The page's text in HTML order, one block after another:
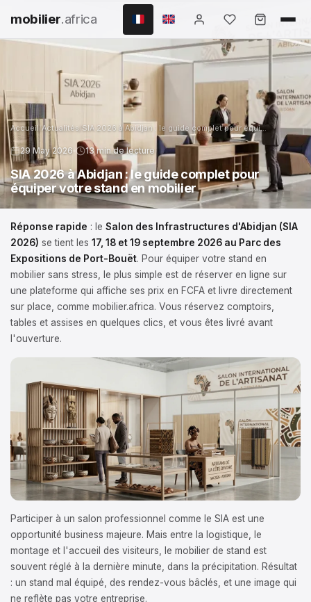
mobilier.africa
Accueil/Actualités/ SIA 2026 à Abidjan : le guide complet pour équi...
29 May 2026 13 min de lecture
SIA 2026 à Abidjan : le guide complet pour
équiper votre stand en mobilier
Réponse rapide : le Salon des Infrastructures d'Abidjan (SIA
2026) se tient les 17, 18 et 19 septembre 2026 au Parc des
Expositions de Port-Bouët. Pour équiper votre stand en
mobilier sans stress, le plus simple est de réserver en ligne sur
une plateforme qui affiche ses prix en FCFA et livre directement
sur place, comme mobilier.africa. Vous réservez comptoirs,
tables et assises en quelques clics, et vous êtes livré avant
l'ouverture.
Participer à un salon professionnel comme le SIA est une
opportunité business majeure. Mais entre la logistique, le
montage et l'accueil des visiteurs, le mobilier de stand est
souvent réglé à la dernière minute, dans la précipitation. Résultat
: un stand mal équipé, des rendez-vous bâclés, et une image qui
ne reflète pas votre entreprise.